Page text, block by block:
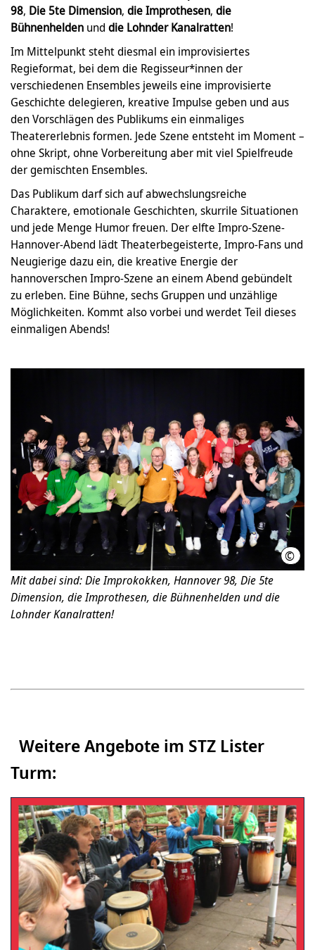
98, Die 5te Dimension, die Improthesen, die
Bühnenhelden und die Lohnder Kanalratten!
Im Mittelpunkt steht diesmal ein improvisiertes
Regieformat, bei dem die Regisseur*innen der
verschiedenen Ensembles jeweils eine improvisierte
Geschichte delegieren, kreative Impulse geben und aus
den Vorschlägen des Publikums ein einmaliges
Theatererlebnis formen. Jede Szene entsteht im Moment –
ohne Skript, ohne Vorbereitung aber mit viel Spielfreude
der gemischten Ensembles.
Das Publikum darf sich auf abwechslungsreiche
Charaktere, emotionale Geschichten, skurrile Situationen
und jede Menge Humor freuen. Der elfte Impro-Szene-
Hannover-Abend lädt Theaterbegeisterte, Impro-Fans und
Neugierige dazu ein, die kreative Energie der
hannoverschen Impro-Szene an einem Abend gebündelt
zu erleben. Eine Bühne, sechs Gruppen und unzählige
Möglichkeiten. Kommt also vorbei und werdet Teil dieses
einmaligen Abends!
© Der
Mit dabei sind: Die Improkokken, Hannover 98, Die 5te
Dimension, die Improthesen, die Bühnenhelden und die
Lohnder Kanalratten!
Weitere Angebote im STZ Lister
Turm: